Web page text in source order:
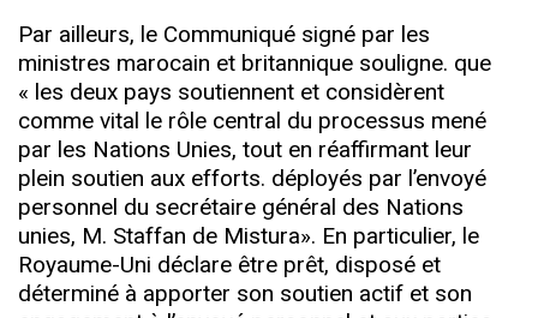
Par ailleurs, le Communiqué signé par les
ministres marocain et britannique souligne. que
« les deux pays soutiennent et considèrent
comme vital le rôle central du processus mené
par les Nations Unies, tout en réaffirmant leur
plein soutien aux efforts. déployés par l’envoyé
personnel du secrétaire général des Nations
unies, M. Staffan de Mistura». En particulier, le
Royaume-Uni déclare être prêt, disposé et
déterminé à apporter son soutien actif et son